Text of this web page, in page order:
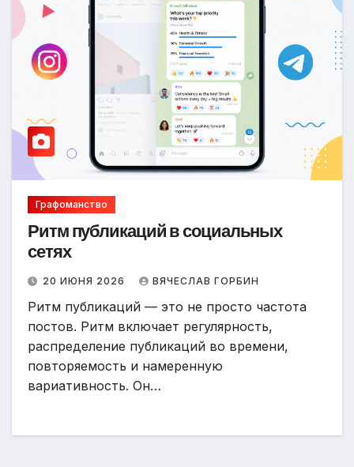
Графоманство
Ритм публикаций в социальных
сетях
20 ИЮНЯ 2026 ВЯЧЕСЛАВ ГОРБИН
Ритм публикаций — это не просто частота
постов. Ритм включает регулярность,
распределение публикаций во времени,
повторяемость и намеренную
вариативность. Он…